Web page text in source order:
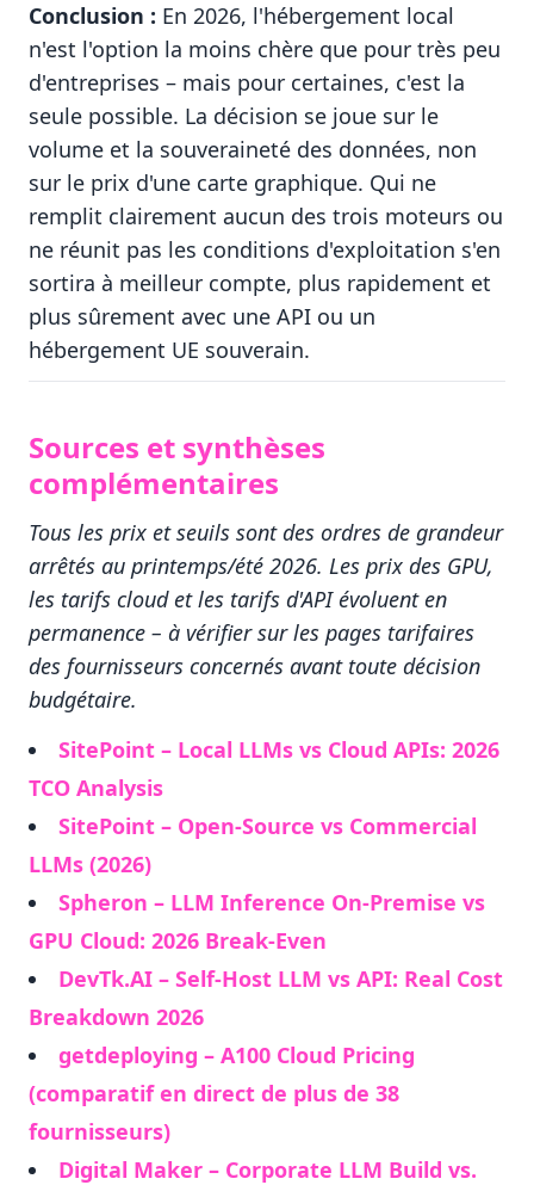
Conclusion : En 2026, l'hébergement local
n'est l'option la moins chère que pour très peu
d'entreprises – mais pour certaines, c'est la
seule possible. La décision se joue sur le
volume et la souveraineté des données, non
sur le prix d'une carte graphique. Qui ne
remplit clairement aucun des trois moteurs ou
ne réunit pas les conditions d'exploitation s'en
sortira à meilleur compte, plus rapidement et
plus sûrement avec une API ou un
hébergement UE souverain.
Sources et synthèses
complémentaires
Tous les prix et seuils sont des ordres de grandeur
arrêtés au printemps/été 2026. Les prix des GPU,
les tarifs cloud et les tarifs d'API évoluent en
permanence – à vérifier sur les pages tarifaires
des fournisseurs concernés avant toute décision
budgétaire.
SitePoint – Local LLMs vs Cloud APIs: 2026
TCO Analysis
SitePoint – Open-Source vs Commercial
LLMs (2026)
Spheron – LLM Inference On-Premise vs
GPU Cloud: 2026 Break-Even
DevTk.AI – Self-Host LLM vs API: Real Cost
Breakdown 2026
getdeploying – A100 Cloud Pricing
(comparatif en direct de plus de 38
fournisseurs)
Digital Maker – Corporate LLM Build vs.